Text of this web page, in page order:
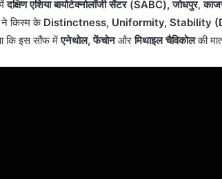
दक्षिण एशिया बायोटेक्नोलॉजी सेंटर (SABC), जोधपुर,
ने किस्म के Distinctness, Uniformity, Stability
कि इस सौंफ मेंएनेथोल, फेंचोनऔरमिथाइल चैविकोलकी